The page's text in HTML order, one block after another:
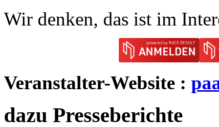
Wir denken, das ist im
Veranstalter-Website :
dazu Presseberichte